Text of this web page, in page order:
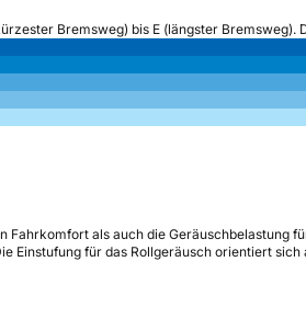
Bremsweg) bis E (längster
Fahrkomfort als auch die Geräuschbelastung
Einstufung für das Rollgeräusch orientiert sich